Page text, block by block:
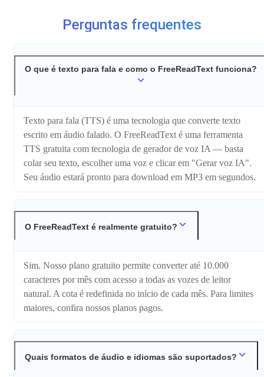
Perguntas frequentes
O que é texto para fala e como o FreeReadText funciona?
Texto para fala (TTS) é uma tecnologia que converte texto
escrito em áudio falado. O FreeReadText é uma ferramenta
TTS gratuita com tecnologia de gerador de voz IA — basta
colar seu texto, escolher uma voz e clicar em "Gerar voz IA".
Seu áudio estará pronto para download em MP3 em segundos.
O FreeReadText é realmente gratuito?
Sim. Nosso plano gratuito permite converter até 10.000
caracteres por mês com acesso a todas as vozes de leitor
natural. A cota é redefinida no início de cada mês. Para limites
maiores, confira nossos planos pagos.
Quais formatos de áudio e idiomas são suportados?